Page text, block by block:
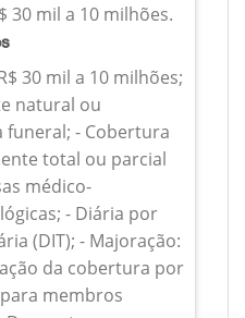
30 mil a 10 milhões.
30 mil a 10 milhões;
natural ou
funeral; - Cobertura
total ou parcial
médico-
- Diária por
(DIT); - Majoração:
da cobertura por
membros